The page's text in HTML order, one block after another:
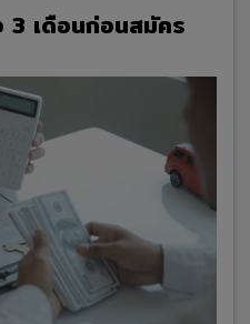
3 เดือนก่อนสมัคร